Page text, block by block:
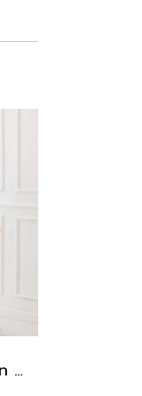
Qd - Newborn Cushion for Tripp Trapp